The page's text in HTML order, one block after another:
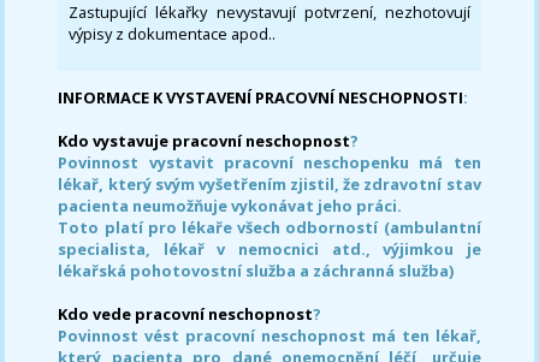
Zastupující lékařky nevystavují potvrzení, nezhotovují
výpisy z dokumentace apod..
INFORMACE K VYSTAVENÍ PRACOVNÍ NESCHOPNOSTI:
Kdo vystavuje pracovní neschopnost?
Povinnost vystavit pracovní neschopenku má ten
lékař, který svým vyšetřením zjistil, že zdravotní stav
pacienta neumožňuje vykonávat jeho práci.
Toto platí pro lékaře všech odborností (ambulantní
specialista, lékař v nemocnici atd., výjimkou je
lékařská pohotovostní služba a záchranná služba)
Kdo vede pracovní neschopnost?
Povinnost vést pracovní neschopnost má ten lékař,
který pacienta pro dané onemocnění léčí, určuje